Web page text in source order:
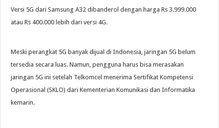
Versi 5G dari Samsung A32 dibanderol dengan harga Rs 3.999.000
atau Rs 400.000 lebih dari versi 4G.
Meski perangkat 5G banyak dijual di Indonesia, jaringan 5G belum
tersedia secara luas. Namun, pengguna harus bisa merasakan
jaringan 5G ini setelah Telkomcel menerima Sertifikat Kompetensi
Operasional (SKLO) dari Kementerian Komunikasi dan Informatika
kemarin.